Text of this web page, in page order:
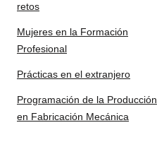
retos
Mujeres en la Formación
Profesional
Prácticas en el extranjero
Programación de la Producción
en Fabricación Mecánica